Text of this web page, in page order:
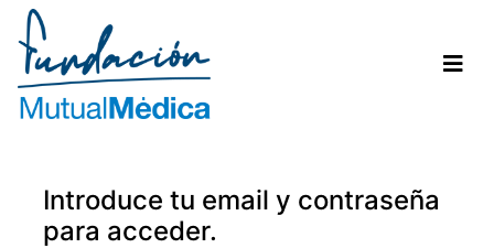
Introduce tu email y contraseña
para acceder.